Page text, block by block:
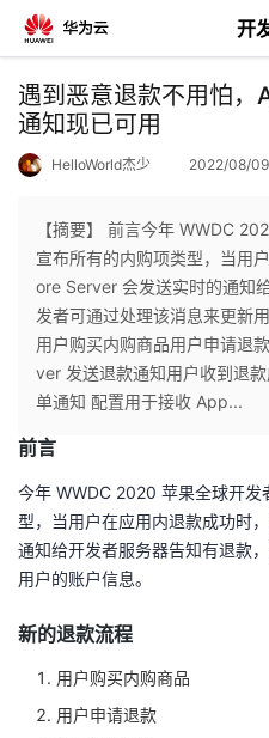
开
返
回
个
人
主
页
我
的
开
发
者
我
的
我
遇到恶意退款不用怕，
通知现已可用
HelloWorld杰少 2022/08/09
【摘要】 前言今年 WWDC
宣布所有的内购项类型，当用
ore Server 会发送实时的通知
发者可通过处理该消息来更新
用户购买内购商品用户申请退
ver 发送退款通知用户收到退
单通知 配置用于接收 App...
前言
今年 WWDC 2020 苹果全球开发
型，当用户在应用内退款成功时
通知给开发者服务器告知有退款
用户的账户信息。
新的退款流程
用户购买内购商品
用户申请退款